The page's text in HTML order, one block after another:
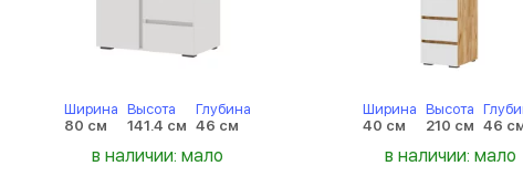
Ширина
80 см
Высота
141.4 см
Глубина
46 см
в наличии: мало
Ширина
40 см
Высота
210 см 46
в наличии: мало